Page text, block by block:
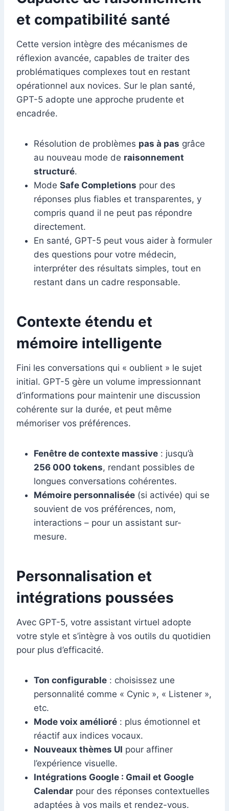
et compatibilité santé
Cette version intègre des mécanismes de
réflexion avancée, capables de traiter des
problématiques complexes tout en restant
opérationnel aux novices. Sur le plan santé,
GPT-5 adopte une approche prudente et
encadrée.
Résolution de problèmes pas à pas grâce
au nouveau mode de raisonnement
structuré.
Mode Safe Completions pour des
réponses plus fiables et transparentes, y
compris quand il ne peut pas répondre
directement.
En santé, GPT-5 peut vous aider à formuler
des questions pour votre médecin,
interpréter des résultats simples, tout en
restant dans un cadre responsable.
Contexte étendu et
mémoire intelligente
Fini les conversations qui « oublient » le sujet
initial. GPT-5 gère un volume impressionnant
d’informations pour maintenir une discussion
cohérente sur la durée, et peut même
mémoriser vos préférences.
Fenêtre de contexte massive : jusqu’à
256 000 tokens, rendant possibles de
longues conversations cohérentes.
Mémoire personnalisée (si activée) qui se
souvient de vos préférences, nom,
interactions – pour un assistant sur-
mesure.
Personnalisation et
intégrations poussées
Avec GPT-5, votre assistant virtuel adopte
votre style et s’intègre à vos outils du quotidien
pour plus d’efficacité.
Ton configurable : choisissez une
personnalité comme « Cynic », « Listener »,
etc.
Mode voix amélioré : plus émotionnel et
réactif aux indices vocaux.
Nouveaux thèmes UI pour affiner
l’expérience visuelle.
Intégrations Google : Gmail et Google
Calendar pour des réponses contextuelles
adaptées à vos mails et rendez-vous.